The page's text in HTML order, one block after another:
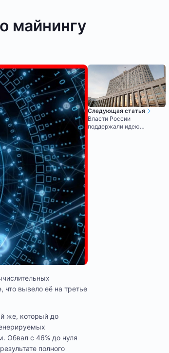
майнингу
что вывело её на третье
же, который до
Обвал с 46% до нуля
полного
Следующая статья
Власти России
поддержали идею